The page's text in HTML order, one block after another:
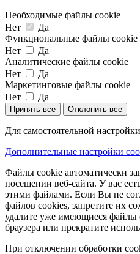
Необходимые файлы cookie
Нет
Да
Функциональные файлы cookie
Нет
Да
Аналитические файлы cookie
Нет
Да
Маркетинговые файлы cookie
Нет
Да
Принять все Отклонить все
Для самостоятельной
Дополнительные настройки
Файлы cookie автоматически
посещении веб-сайта. У вас
этими файлами. Если Вы не
файлов cookies, запретите их
удалите уже имеющиеся файлы
браузера или прекратите
При отключении обработки